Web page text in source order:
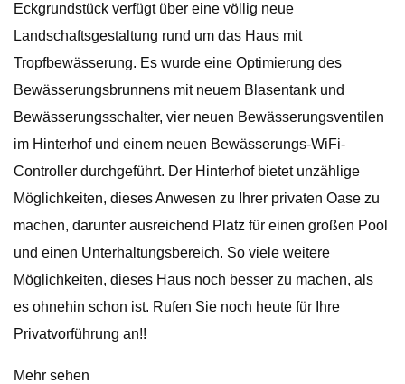
Eckgrundstück verfügt über eine völlig neue
Landschaftsgestaltung rund um das Haus mit
Tropfbewässerung. Es wurde eine Optimierung des
Bewässerungsbrunnens mit neuem Blasentank und
Bewässerungsschalter, vier neuen Bewässerungsventilen
im Hinterhof und einem neuen Bewässerungs-WiFi-
Controller durchgeführt. Der Hinterhof bietet unzählige
Möglichkeiten, dieses Anwesen zu Ihrer privaten Oase zu
machen, darunter ausreichend Platz für einen großen Pool
und einen Unterhaltungsbereich. So viele weitere
Möglichkeiten, dieses Haus noch besser zu machen, als
es ohnehin schon ist. Rufen Sie noch heute für Ihre
Privatvorführung an!!
Mehr sehen